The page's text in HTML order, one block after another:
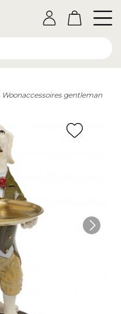
Woonaccessoires gentleman